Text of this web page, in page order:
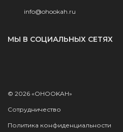
info@ohookah.ru
МЫ В СОЦИАЛЬНЫХ СЕТЯХ
© 2026 «OHOOKAH»
Сотрудничество
Политика конфиденциальности